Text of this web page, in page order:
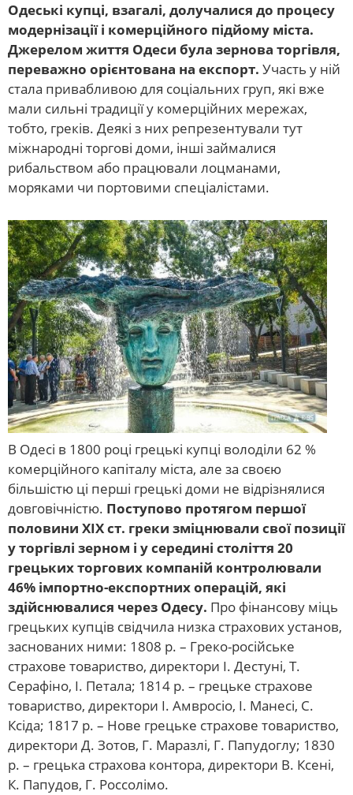
Одеські купці, взагалі, долучалися до процесу
модернізації і комерційного підйому міста.
Джерелом життя Одеси була зернова торгівля,
переважно орієнтована на експорт. Участь у ній
стала привабливою для соціальних груп, які вже
мали сильні традиції у комерційних мережах,
тобто, греків. Деякі з них репрезентували тут
міжнародні торгові доми, інші займалися
рибальством або працювали лоцманами,
моряками чи портовими спеціалістами.
В Одесі в 1800 році грецькі купці володіли 62 %
комерційного капіталу міста, але за своєю
більшістю ці перші грецькі доми не відрізнялися
довговічністю. Поступово протягом першої
половини ХІХ ст. греки зміцнювали свої позиції
у торгівлі зерном і у середині століття 20
грецьких торгових компаній контролювали
46% імпортно-експортних операцій, які
здійснювалися через Одесу. Про фінансову міць
грецьких купців свідчила низка страхових установ,
заснованих ними: 1808 р. – Греко-російське
страхове товариство, директори І. Дестуні, Т.
Серафіно, І. Петала; 1814 р. – грецьке страхове
товариство, директори І. Амвросіо, І. Манесі, С.
Ксіда; 1817 р. – Нове грецьке страхове товариство,
директори Д. Зотов, Г. Маразлі, Г. Папудоглу; 1830
р. – грецька страхова контора, директори В. Ксені,
К. Папудов, Г. Россолімо.